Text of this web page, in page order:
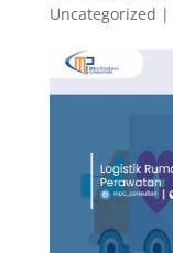
Uncategorized |